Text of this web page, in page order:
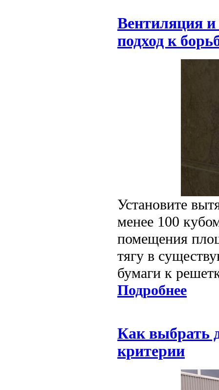
Вентиляция
подход к
Установите
менее 100
помещения
тягу в
бумаги к
Подробнее
Как выбрать
критерии